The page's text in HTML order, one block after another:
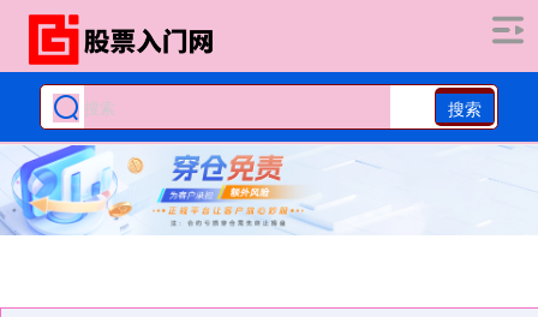
搜索